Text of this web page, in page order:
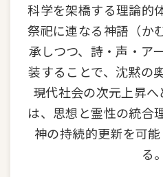
科学を架橋する理論的
祭祀に連なる神語（か
承しつつ、詩・声・ア
装することで、沈黙の
現代社会の次元上昇
は、思想と霊性の統合
神の持続的更新を可
る。